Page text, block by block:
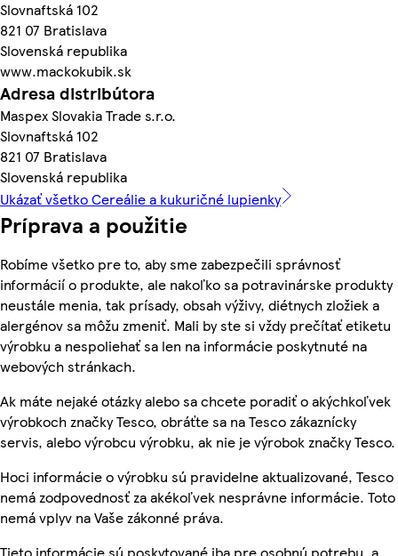
Slovnaftská 102
821 07 Bratislava
Slovenská republika
www.mackokubik.sk
Adresa distribútora
Maspex Slovakia Trade s.r.o.
Slovnaftská 102
821 07 Bratislava
Slovenská republika
Ukázať všetko Cereálie a kukuričné lupienky
Príprava a použitie
Robíme všetko pre to, aby sme zabezpečili správnosť
informácií o produkte, ale nakoľko sa potravinárske produkty
neustále menia, tak prísady, obsah výživy, diétnych zložiek a
alergénov sa môžu zmeniť. Mali by ste si vždy prečítať etiketu
výrobku a nespoliehať sa len na informácie poskytnuté na
webových stránkach.
Ak máte nejaké otázky alebo sa chcete poradiť o akýchkoľvek
výrobkoch značky Tesco, obráťte sa na Tesco zákaznícky
servis, alebo výrobcu výrobku, ak nie je výrobok značky Tesco.
Hoci informácie o výrobku sú pravidelne aktualizované, Tesco
nemá zodpovednosť za akékoľvek nesprávne informácie. Toto
nemá vplyv na Vaše zákonné práva.